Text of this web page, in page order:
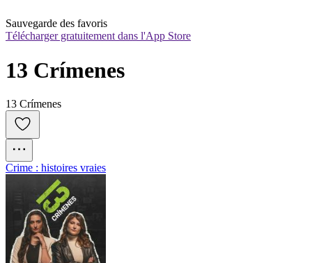
Sauvegarde des favoris
Télécharger gratuitement dans l'App Store
13 Crímenes
13 Crímenes
Crime : histoires vraies